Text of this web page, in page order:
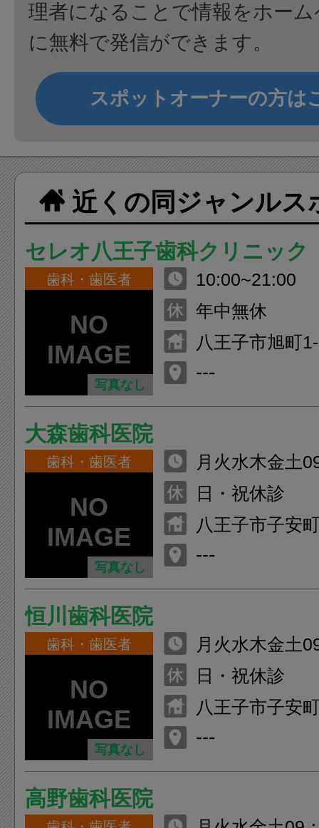
理者になることで情報をホー
に無料で発信ができます。
スポットオーナーの方は
近くの同ジャンルス
セレオ八王子歯科クリニック
歯科・歯医者
写真なし
10:00~21:00
年中無休
八王子市旭町
---
大森歯科医院
歯科・歯医者
写真なし
月火水木金土
月火木金14
日・祝休診
八王子市子安
---
恒川歯科医院
歯科・歯医者
写真なし
月火水木金土
月火木金14
日・祝休診
八王子市子安
---
高野歯科医院